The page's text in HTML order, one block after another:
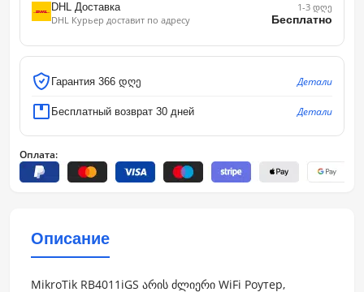
DHL Доставка
DHL Курьер доставит по адресу
1-3 დღე
Бесплатно
Гарантия 366 დღე Детали
Бесплатный возврат 30 дней Детали
Оплата:
Описание
MikroTik RB4011iGS არის ძლიერი WiFi Роутер,